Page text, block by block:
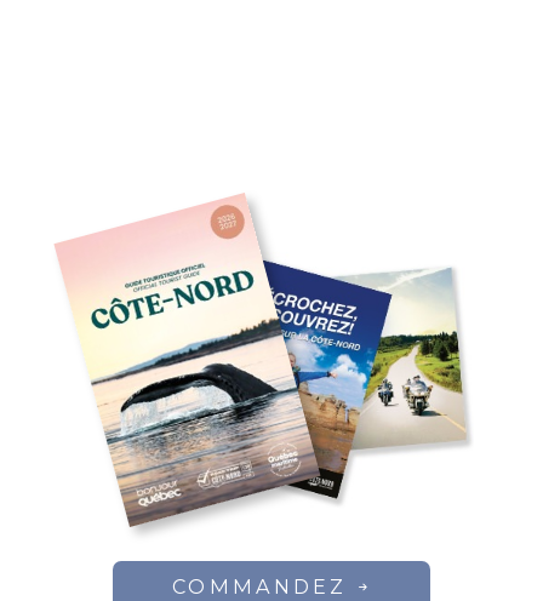
COMMANDEZ